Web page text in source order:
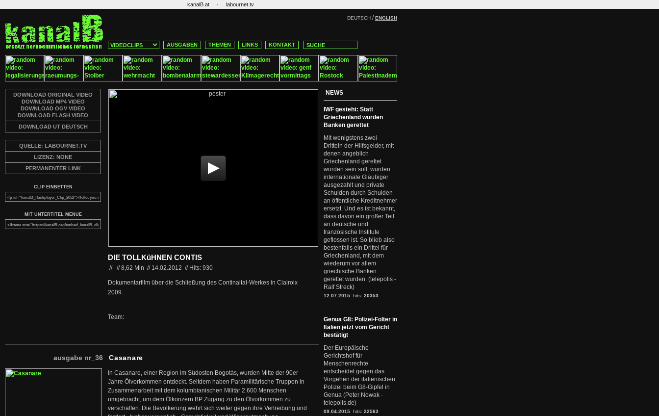
kanalB.at · labournet.tv
DEUTSCH /ENGLISH
AUSGABEN THEMEN LINKS KONTAKT
DOWNLOAD ORIGINAL VIDEO
DOWNLOAD MP4 VIDEO
DOWNLOAD OGV VIDEO
DOWNLOAD FLASH VIDEO
DOWNLOAD UT DEUTSCH
QUELLE: LABOURNET.TV
LIZENZ: NONE
PERMANENTER LINK
CLIP EINBETTEN
MIT UNTERTITEL MENUE
DIE TOLLKüHNEN CONTIS
// //8,62 Min // 14.02.2012 // Hits: 930
Dokumentarfilm über die Schließung des Continaltal-Werkes in Clairoix
2009.
Team:
ausgabe nr_36 Casanare
In Casanare, einer Region im Südosten Bogotás, wurden Mitte der 90er
Jahre Ölvorkommen entdeckt. Seitdem haben Paramilitärische Truppen in
Zusammenarbeit mit dem kolumbianischen Militär 2.600 Menschen
umgebracht, um dem Ölkonzern BP Zugang zu den Ölvorkommen zu
verschaffen. Die Bevölkerung wehrt sich weiter gegen ihre Vertreibung und
NEWS
IWF gesteht: Statt
Griechenland wurden
Banken gerettet
Mit wenigstens zwei
Dritteln der Hilfsgelder, mit
denen angeblich
Griechenland gerettet
worden sein soll, wurden
internationale Gläubiger
ausgezahlt und private
Schulden durch Schulden
an öffentliche Kreditnehmer
ersetzt. Und es ist bekannt,
dass davon ein großer Teil
an deutsche und
französische Institute
geflossen ist. So blieb also
bestenfalls ein Drittel für
Griechenland, mit dem
wiederum vor allem
griechische Banken
gerettet wurden. (telepolis -
Ralf Streck)
12.07.2015 hits: 20353
Genua G8: Polizei-Folter in
Italien jetzt vom Gericht
bestätigt
Der Europäische
Gerichtshof für
Menschenrechte
entscheidet gegen das
Vorgehen der italienischen
Polizei beim G8-Gipfel in
Genua (Peter Nowak -
telepolis.de)
09.04.2015 hits: 22563